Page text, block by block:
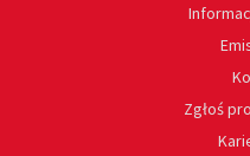
Zgłoś